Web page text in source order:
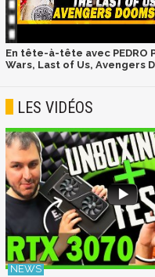
En tête-à-tête avec PEDRO
Wars, Last of Us, Avengers
LES VIDÉOS